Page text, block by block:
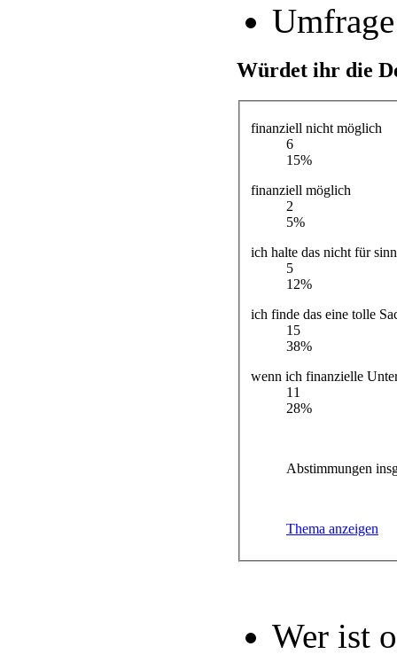
Umfrage
Würdet ihr die
finanziell nicht möglich
6
15%
finanziell möglich
2
5%
ich halte das nicht für
5
12%
ich finde das eine tolle
15
38%
wenn ich finanzielle
11
28%
Abstimmungen
Thema anzeigen
Wer ist